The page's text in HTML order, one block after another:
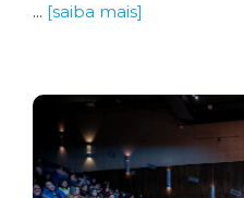
... [saiba mais]